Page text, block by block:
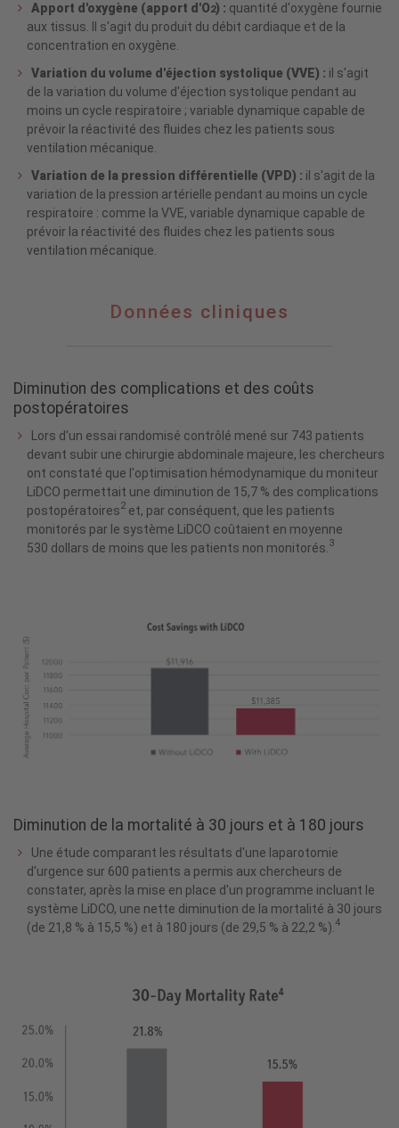
Apport d'oxygène (apport d'O2) : quantité d'oxygène fournie
aux tissus. Il s'agit du produit du débit cardiaque et de la
concentration en oxygène.
Variation du volume d'éjection systolique (VVE) : il s'agit
de la variation du volume d'éjection systolique pendant au
moins un cycle respiratoire ; variable dynamique capable de
prévoir la réactivité des fluides chez les patients sous
ventilation mécanique.
Variation de la pression différentielle (VPD) : il s'agit de la
variation de la pression artérielle pendant au moins un cycle
respiratoire : comme la VVE, variable dynamique capable de
prévoir la réactivité des fluides chez les patients sous
ventilation mécanique.
Données cliniques
Diminution des complications et des coûts
postopératoires
Lors d'un essai randomisé contrôlé mené sur 743 patients
devant subir une chirurgie abdominale majeure, les chercheurs
ont constaté que l'optimisation hémodynamique du moniteur
LiDCO permettait une diminution de 15,7 % des complications
postopératoires2 et, par conséquent, que les patients
monitorés par le système LiDCO coûtaient en moyenne
530 dollars de moins que les patients non monitorés.3
Diminution de la mortalité à 30 jours et à 180 jours
Une étude comparant les résultats d'une laparotomie
d'urgence sur 600 patients a permis aux chercheurs de
constater, après la mise en place d'un programme incluant le
système LiDCO, une nette diminution de la mortalité à 30 jours
(de 21,8 % à 15,5 %) et à 180 jours (de 29,5 % à 22,2 %).4